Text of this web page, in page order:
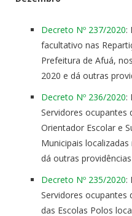
Decreto Nº 237/2020:
facultativo nas
Prefeitura de Afuá,
2020 e dá outras
Decreto Nº 236/2020:
Servidores ocupantes
Orientador Escolar e
Municipais
dá outras providências
Decreto Nº 235/2020:
Servidores ocupantes
das Escolas Polos